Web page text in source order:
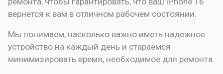
вернется к вам в отличном рабочем состоянии.
Мы понимаем, насколько важно иметь надежное
устройство на каждый день и стараемся
минимизировать время, необходимое для ремонта.